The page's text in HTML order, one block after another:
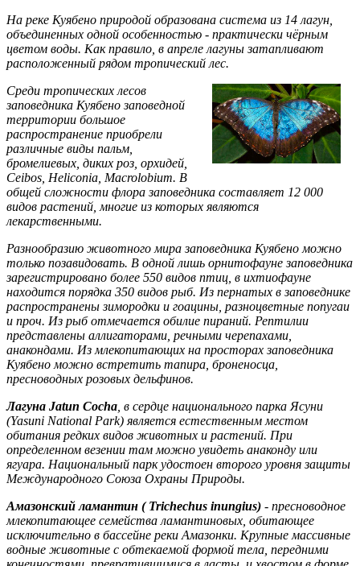
На реке Куябено природой образована система из 14 лагун,
объединенных одной особенностью - практически чёрным
цветом воды. Как правило, в апреле лагуны затапливают
расположенный рядом тропический лес.
Среди тропических лесов
заповедника Куябено заповедной
территории большое
распространение приобрели
различные виды пальм,
бромелиевых, диких роз, орхидей,
Ceibos, Heliconia, Macrolobium. В
общей сложности флора заповедника составляет 12 000
видов растений, многие из которых являются
лекарственными.
Разнообразию животного мира заповедника Куябено можно
только позавидовать. В одной лишь орнитофауне заповедника
зарегистрировано более 550 видов птиц, в ихтиофауне
находится порядка 350 видов рыб. Из пернатых в заповеднике
распространены зимородки и гоацины, разноцветные попугаи
и проч. Из рыб отмечается обилие пираний. Рептилии
представлены аллигаторами, речными черепахами,
анакондами. Из млекопитающих на просторах заповедника
Куябено можно встретить тапира, броненосца,
пресноводных розовых дельфинов.
Лагуна Jatun Cocha , в сердце национального парка Ясуни
(Yasuni National Park) является естественным местом
обитания редких видов животных и растений. При
определенном везении там можно увидеть анаконду или
ягуара. Национальный парк удостоен второго уровня защиты
Международного Союза Охраны Природы.
Амазонский ламантин ( Trichechus inungius) - пресноводное
млекопитающее семейства ламантиновых, обитающее
исключительно в бассейне реки Амазонки. Крупные массивные
водные животные с обтекаемой формой тела, передними